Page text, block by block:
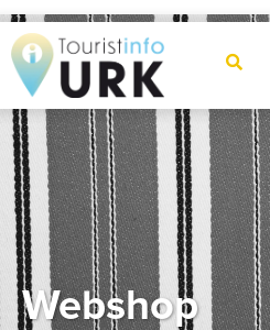
Webshop